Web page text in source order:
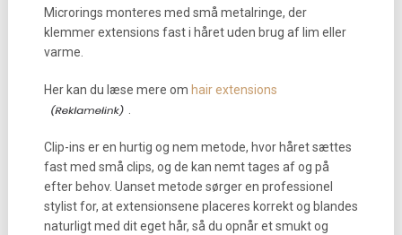
Microrings monteres med små metalringe, der
klemmer extensions fast i håret uden brug af lim eller
varme.
Her kan du læse mere om hair extensions
Clip-ins er en hurtig og nem metode, hvor håret sættes
fast med små clips, og de kan nemt tages af og på
efter behov. Uanset metode sørger en professionel
stylist for, at extensionsene placeres korrekt og blandes
naturligt med dit eget hår, så du opnår et smukt og